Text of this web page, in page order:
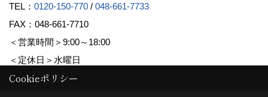
TEL： 0120-150-770 / 048-661-7733
FAX：048-661-7710
＜営業時間＞9:00～18:00
＜定休日＞水曜日
Cookieポリシー